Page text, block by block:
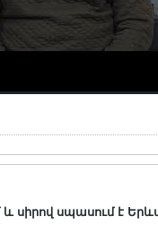
սիրով սպասում է